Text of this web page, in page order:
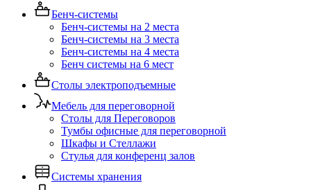
Бенч-системы
Бенч-системы на 2 места
Бенч-системы на 3 места
Бенч-системы на 4 места
Бенч системы на 6 мест
Столы электроподъемные
Мебель для переговорной
Столы для Переговоров
Тумбы офисные для переговорной
Шкафы и Стеллажи
Стулья для конференц залов
Системы хранения